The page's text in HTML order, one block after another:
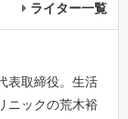
ライター一覧
表取締役。生活
ニックの荒木裕